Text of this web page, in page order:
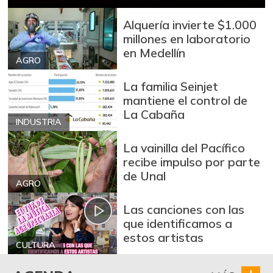
07/25/2026 -4,70%
Mango Tommy
07/25/2026
$ 9.313,00
+0,14%
Manzana
07/25/2026 -1,19%
Manzana verde
07/25/2026
$ 9.507,00
Maracuyá
07/25/2026
$ 3.467,00
+0,49%
Mora de castilla
03/13/2021 -12,39%
Naranja Valencia
07/25/2026
$ 3.308,00
AGRO
Alquería invierte $1.000
millones en laboratorio
en Medellín
INDUSTRIA
La familia Seinjet
mantiene el control de
La Cabaña
AGRO
La vainilla del Pacífico
recibe impulso por parte
de Unal
CULTURA
Las canciones con las
que identificamos a
estos artistas